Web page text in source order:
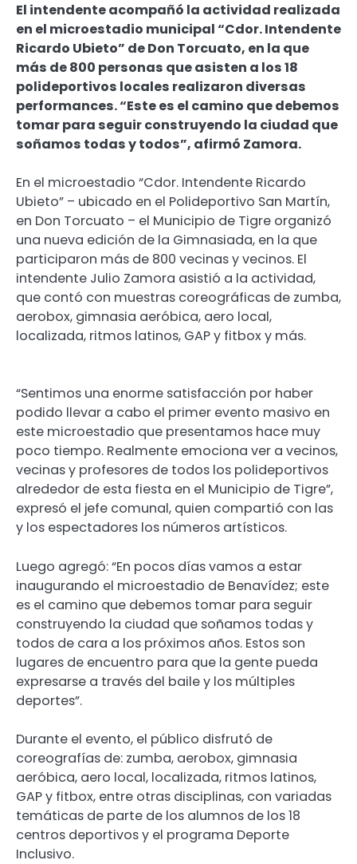
El intendente acompañó la actividad realizada
en el microestadio municipal “Cdor. Intendente
Ricardo Ubieto” de Don Torcuato, en la que
más de 800 personas que asisten a los 18
polideportivos locales realizaron diversas
performances. “Este es el camino que debemos
tomar para seguir construyendo la ciudad que
soñamos todas y todos”, afirmó Zamora.
En el microestadio “Cdor. Intendente Ricardo
Ubieto” – ubicado en el Polideportivo San Martín,
en Don Torcuato – el Municipio de Tigre organizó
una nueva edición de la Gimnasiada, en la que
participaron más de 800 vecinas y vecinos. El
intendente Julio Zamora asistió a la actividad,
que contó con muestras coreográficas de zumba,
aerobox, gimnasia aeróbica, aero local,
localizada, ritmos latinos, GAP y fitbox y más.
“Sentimos una enorme satisfacción por haber
podido llevar a cabo el primer evento masivo en
este microestadio que presentamos hace muy
poco tiempo. Realmente emociona ver a vecinos,
vecinas y profesores de todos los polideportivos
alrededor de esta fiesta en el Municipio de Tigre”,
expresó el jefe comunal, quien compartió con las
y los espectadores los números artísticos.
Luego agregó: “En pocos días vamos a estar
inaugurando el microestadio de Benavídez; este
es el camino que debemos tomar para seguir
construyendo la ciudad que soñamos todas y
todos de cara a los próximos años. Estos son
lugares de encuentro para que la gente pueda
expresarse a través del baile y los múltiples
deportes”.
Durante el evento, el público disfrutó de
coreografías de: zumba, aerobox, gimnasia
aeróbica, aero local, localizada, ritmos latinos,
GAP y fitbox, entre otras disciplinas, con variadas
temáticas de parte de los alumnos de los 18
centros deportivos y el programa Deporte
Inclusivo.